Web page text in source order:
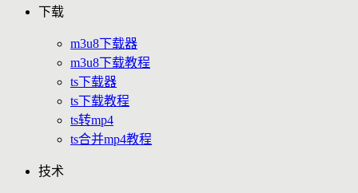
下载
m3u8下载器
m3u8下载教程
ts下载器
ts下载教程
ts转mp4
ts合并mp4教程
技术